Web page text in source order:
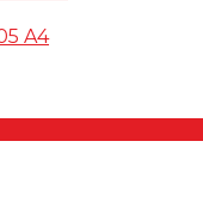
A4